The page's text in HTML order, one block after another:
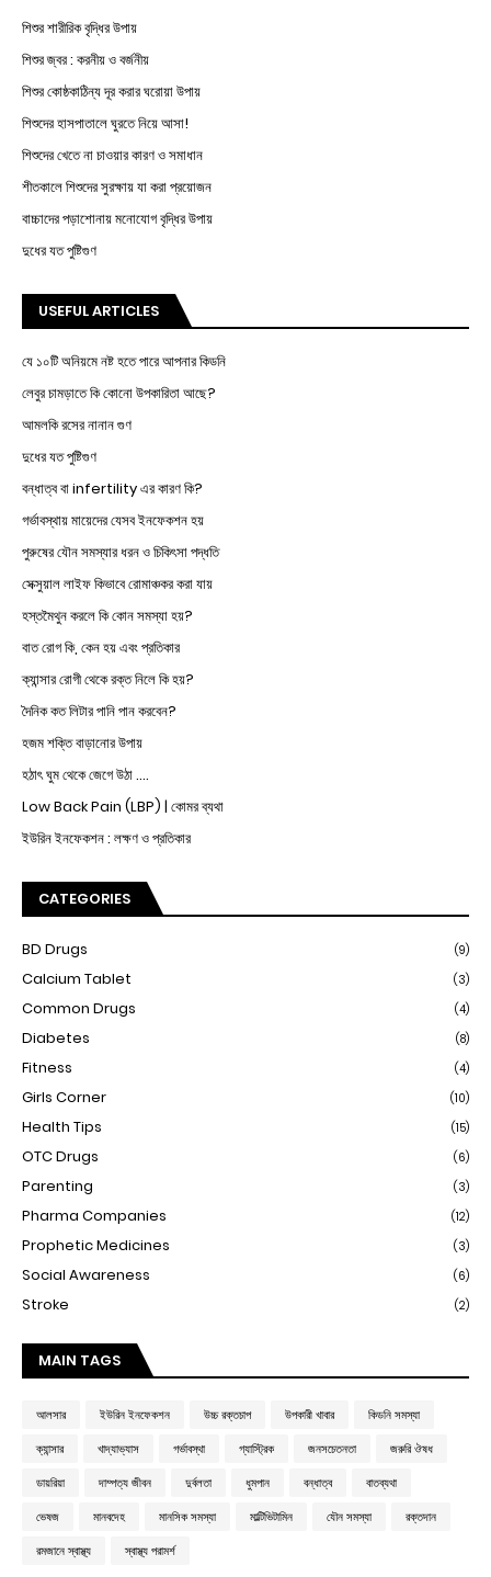
শিশুর শারীরিক বৃদ্ধির উপায়
শিশুর জ্বর : করনীয় ও বর্জনীয়
শিশুর কোষ্ঠকাঠিন্য দূর করার ঘরোয়া উপায়
শিশুদের হাসপাতালে ঘুরতে নিয়ে আসা!
শিশুদের খেতে না চাওয়ার কারণ ও সমাধান
শীতকালে শিশুদের সুরক্ষায় যা করা প্রয়োজন
বাচ্চাদের পড়াশোনায় মনোযোগ বৃদ্ধির উপায়
দুধের যত পুষ্টিগুণ
USEFUL ARTICLES
যে ১০টি অনিয়মে নষ্ট হতে পারে আপনার কিডনি
লেবুর চামড়াতে কি কোনো উপকারিতা আছে?
আমলকি রসের নানান গুণ
দুধের যত পুষ্টিগুণ
বন্ধাত্ব বা infertility এর কারণ কি?
গর্ভাবস্থায় মায়েদের যেসব ইনফেকশন হয়
পুরুষের যৌন সমস্যার ধরন ও চিকিৎসা পদ্ধতি
সেক্সুয়াল লাইফ কিভাবে রোমাঞ্চকর করা যায়
হস্তমৈথুন করলে কি কোন সমস্যা হয়?
বাত রোগ কি, কেন হয় এবং প্রতিকার
ক্যান্সার রোগী থেকে রক্ত নিলে কি হয়?
দৈনিক কত লিটার পানি পান করবেন?
হজম শক্তি বাড়ানোর উপায়
হঠাৎ ঘুম থেকে জেগে উঠা ....
Low Back Pain (LBP) | কোমর ব্যথা
ইউরিন ইনফেকশন : লক্ষণ ও প্রতিকার
CATEGORIES
BD Drugs (9)
Calcium Tablet (3)
Common Drugs (4)
Diabetes (8)
Fitness (4)
Girls Corner (10)
Health Tips (15)
OTC Drugs (6)
Parenting (3)
Pharma Companies (12)
Prophetic Medicines (3)
Social Awareness (6)
Stroke (2)
MAIN TAGS
আলসার ইউরিন ইনফেকশন উচ্চ রক্তচাপ উপকারী খাবার
কিডনি সমস্যা
ক্যান্সার
খাদ্যাভ্যাস গর্ভাবস্থা গ্যাস্ট্রিক জনসচেতনতা
জরুরি ঔষধ
ডায়রিয়া
দাম্পত্য জীবন দুর্বলতা ধুমপান বন্ধাত্ব
বাতব্যথা
ভেষজ
মানবদেহ মানসিক সমস্যা মাল্টিভিটামিন যৌন সমস্যা
রক্তদান
রমজানে স্বাস্থ্য
স্বাস্থ্য পরামর্শ